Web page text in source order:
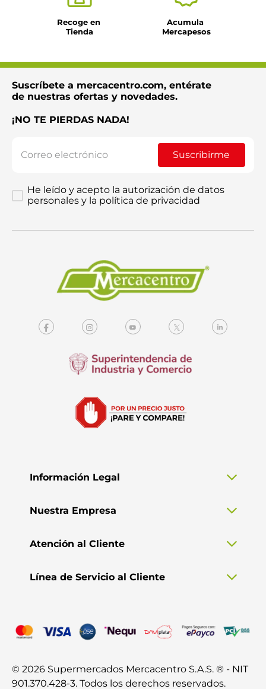
Recoge en
Tienda
Acumula
Mercapesos
Suscríbete a mercacentro.com, entérate
de nuestras ofertas y novedades.
¡NO TE PIERDAS NADA!
Suscribirme
He leído y acepto la autorización de datos
personales y la política de privacidad
Información Legal
Nuestra Empresa
Atención al Cliente
Línea de Servicio al Cliente
© 2026 Supermercados Mercacentro S.A.S. ® - NIT
901.370.428-3. Todos los derechos reservados.